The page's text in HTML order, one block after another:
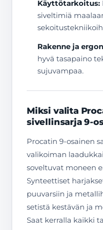
Käyttötarkoitus:
siveltimiä
Rakenne ja
hyvä tasapaino
sujuvampaa.
Miksi valita
sivellinsarja 9-
Procatin 9-osainen
valikoiman
soveltuvat moneen
Synteettiset
puuvarsiin ja
setistä kestävän ja
Saat kerralla kaikki